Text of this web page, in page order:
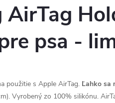
AirTag
psa -
použitie s Apple AirTag. Ľahko sa
Vyrobený zo 100% silikónu.